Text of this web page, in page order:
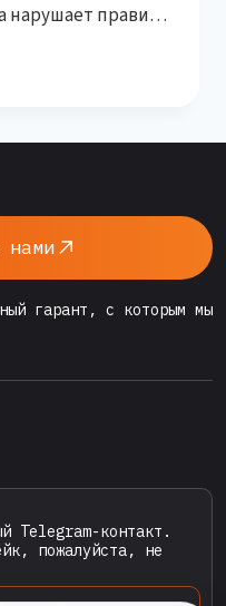
нарушает правила
экраном и
клоакинг в
как работает,
нами
гарант, с которым мы
Telegram-контакт.
пожалуйста, не